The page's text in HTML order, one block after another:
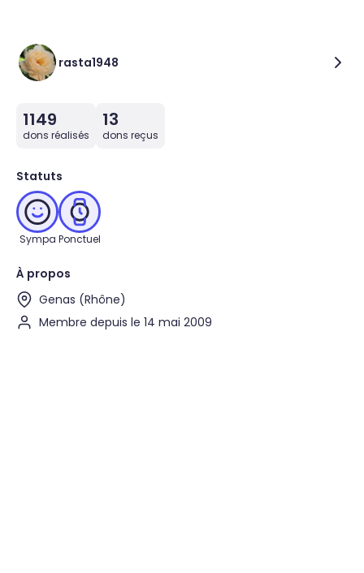
rasta1948
1149
dons réalisés
13
dons reçus
Statuts
Sympa Ponctuel
À propos
Genas (Rhône)
Membre depuis le 14 mai 2009